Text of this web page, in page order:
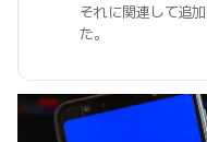
それに関連して追
た。